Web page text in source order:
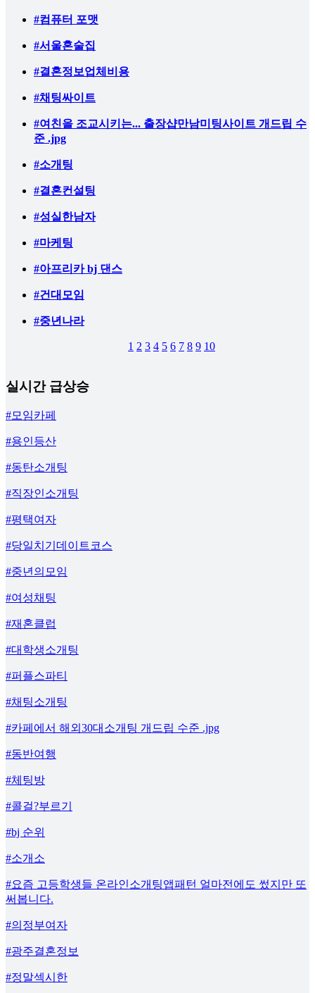
#컴퓨터 포맷
#서울혼술집
#결혼정보업체비용
#채팅싸이트
#여친을 조교시키는... 출장샵만남미팅사이트 개드립 수
준 .jpg
#소개팅
#결혼컨설팅
#성실한남자
#마케팅
#아프리카 bj 댄스
#건대모임
#중년나라
1 2 3 4 5 6 7 8 9 10
실시간 급상승
#모임카페
#용인등산
#동탄소개팅
#직장인소개팅
#평택여자
#당일치기데이트코스
#중년의모임
#여성채팅
#재혼클럽
#대학생소개팅
#퍼플스파티
#채팅소개팅
#카페에서 해외30대소개팅 개드립 수준 .jpg
#동반여행
#체팅방
#콜걸?부르기
#bj 순위
#소개소
#요즘 고등학생들 온라인소개팅앱패턴 얼마전에도 썼지만 또
써봅니다.
#의정부여자
#광주결혼정보
#정말섹시한